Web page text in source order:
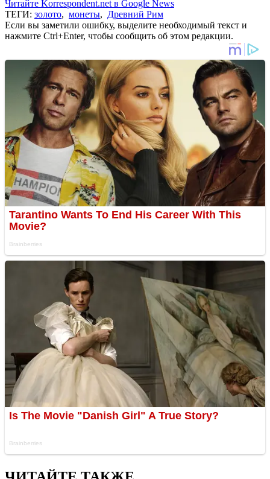
Читайте Korrespondent.net в Google News
ТЕГИ: золото, монеты, Древний Рим
Если вы заметили ошибку, выделите необходимый текст и
нажмите Ctrl+Enter, чтобы сообщить об этом редакции.